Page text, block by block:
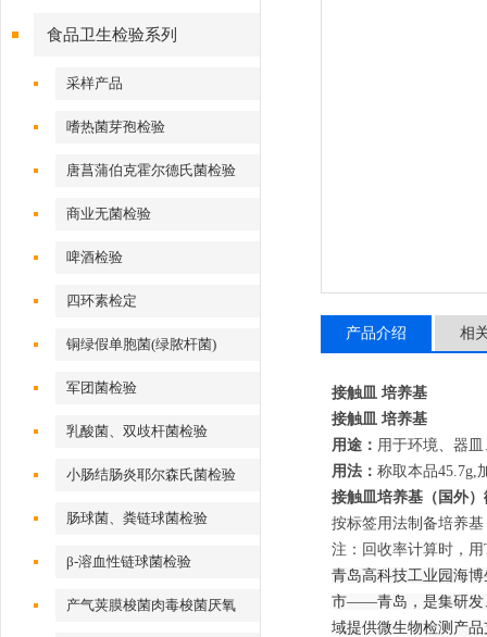
食品卫生检验系列
采样产品
嗜热菌芽孢检验
唐菖蒲伯克霍尔德氏菌检验
商业无菌检验
啤酒检验
四环素检定
铜绿假单胞菌(绿脓杆菌)
军团菌检验
乳酸菌、双歧杆菌检验
小肠结肠炎耶尔森氏菌检验
肠球菌、粪链球菌检验
β-溶血性链球菌检验
产气荚膜梭菌肉毒梭菌厌氧
产品介绍 相
接触皿 培养基
接触皿 培养基
用途： 用于环境、器
用法： 称取本品45.7g,
接触皿培养基 （国外）
按标签用法制备培养
注：回收率计算时，
青岛高科技工业园海
市——青岛，是集研发
域提供微生物检测产